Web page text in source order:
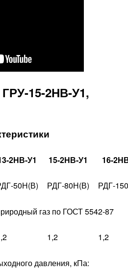
15-2НВ-У1,
2НВ-У1 15-2НВ-У1
16-
50Н(В) РДГ-80Н(В) РДГ-
газ по ГОСТ 5542-87
1,2 1,2
давления, кПа: